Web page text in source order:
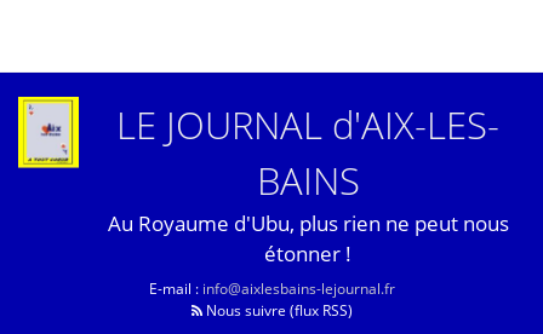
LE JOURNAL d'AIX-LES-
BAINS
Au Royaume d'Ubu, plus rien ne peut nous
étonner !
E-mail : info@aixlesbains-lejournal.fr
Nous suivre (flux RSS)